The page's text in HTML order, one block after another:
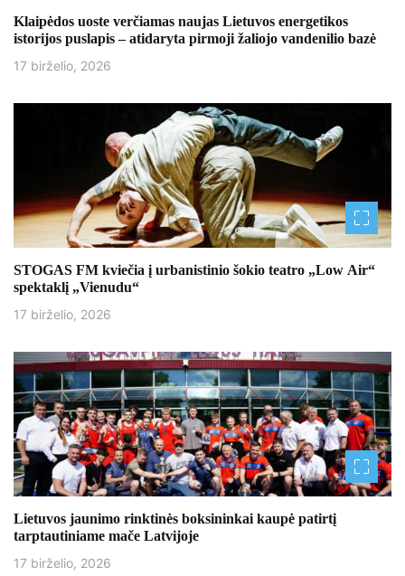
Klaipėdos uoste verčiamas naujas Lietuvos energetikos
istorijos puslapis – atidaryta pirmoji žaliojo vandenilio bazė
17 birželio, 2026
STOGAS FM kviečia į urbanistinio šokio teatro „Low Air“
spektaklį „Vienudu“
17 birželio, 2026
Lietuvos jaunimo rinktinės boksininkai kaupė patirtį
tarptautiniame mače Latvijoje
17 birželio, 2026